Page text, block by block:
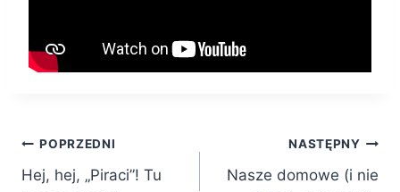
Nawigacja
POPRZEDNI
Hej, hej, „Piraci”! Tu
NASTĘPNY
Nasze domowe (i nie